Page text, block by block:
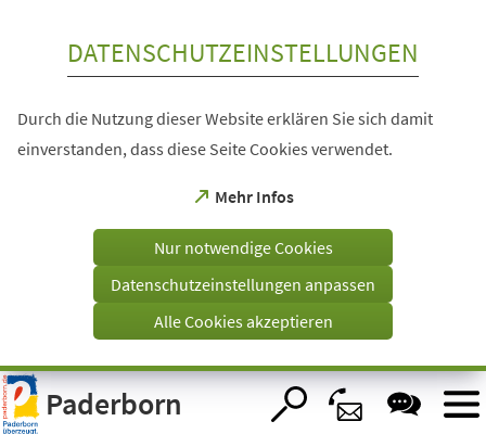
Visuelle
Assistenzsoftware
öffnen.
DATENSCHUTZEINSTELLUNGEN
Durch die Nutzung dieser Website erklären Sie sich damit
einverstanden, dass diese Seite Cookies verwendet.
Mehr Infos
(Öffnet
einem
Tab)
Nur notwendige Cookies
Datenschutzeinstellungen anpassen
Alle Cookies akzeptieren
Paderborn